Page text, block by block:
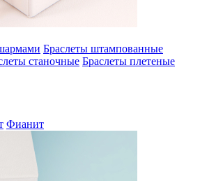
Браслеты штампованные
станочные Браслеты плетеные
Фианит